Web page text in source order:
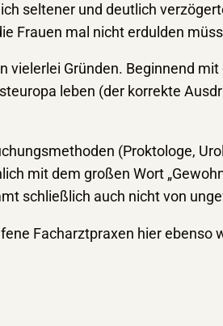
seltener und deutlich
Frauen mal nicht erdulden
Gründen. Beginnend
leben (der korrekte
(Proktologe,
mit dem großen Wort
schließlich auch nicht von
Facharztpraxen hier ebenso